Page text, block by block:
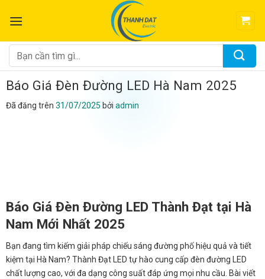
đến
dung
Tìm
kiếm:
Báo Giá Đèn Đường LED Hà Nam 2025
Đã đăng trên 31/07/2025 bởi admin
Báo Giá Đèn Đường LED Thành Đạt tại Hà
Nam Mới Nhất 2025
Bạn đang tìm kiếm giải pháp chiếu sáng đường phố hiệu quả và tiết
kiệm tại Hà Nam? Thành Đạt LED tự hào cung cấp đèn đường LED
chất lượng cao, với đa dạng công suất đáp ứng mọi nhu cầu. Bài viết